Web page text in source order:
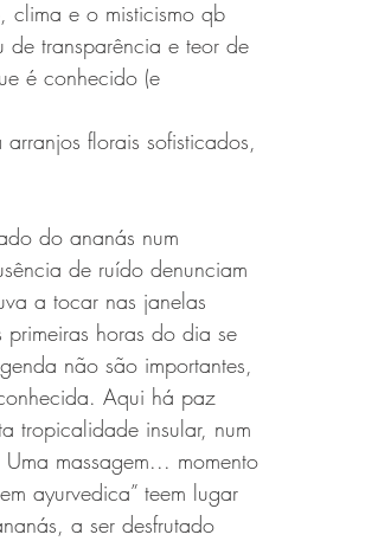
clima e o misticismo qb
transparência e teor de
é conhecido (e
florais sofisticados,
do ananás num
de ruído denunciam
a tocar nas janelas
horas do dia se
não são importantes,
Aqui há paz
tropicalidade insular, num
massagem... momento
ayurvedica” teem lugar
a ser desfrutado